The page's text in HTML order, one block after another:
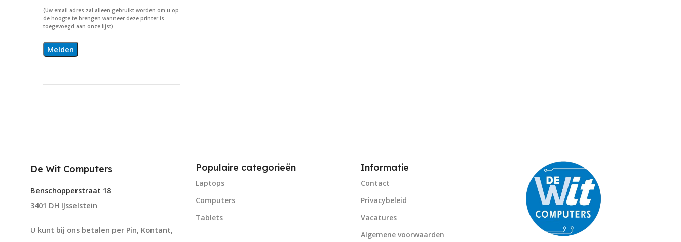
(Uw email adres zal alleen gebruikt worden om u op
de hoogte te brengen wanneer deze printer is
toegevoegd aan onze lijst)
De Wit Computers
Benschopperstraat 18
3401 DH IJsselstein
U kunt bij ons betalen per Pin, Kontant,
Populaire categorieën
Laptops
Computers
Tablets
Informatie
Contact
Privacybeleid
Vacatures
Algemene voorwaarden